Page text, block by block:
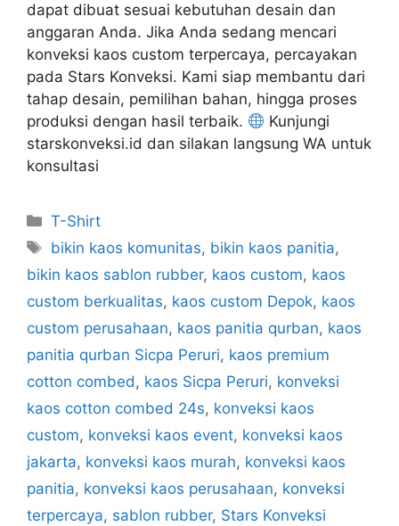
dapat dibuat sesuai kebutuhan desain dan
anggaran Anda. Jika Anda sedang mencari
konveksi kaos custom terpercaya, percayakan
pada Stars Konveksi. Kami siap membantu dari
tahap desain, pemilihan bahan, hingga proses
produksi dengan hasil terbaik.
Kunjungi
starskonveksi.id dan silakan langsung WA untuk
konsultasi
T-Shirt
bikin kaos komunitas, bikin kaos panitia,
bikin kaos sablon rubber, kaos custom, kaos
custom berkualitas, kaos custom Depok, kaos
custom perusahaan, kaos panitia qurban, kaos
panitia qurban Sicpa Peruri, kaos premium
cotton combed, kaos Sicpa Peruri, konveksi
kaos cotton combed 24s, konveksi kaos
custom, konveksi kaos event, konveksi kaos
jakarta, konveksi kaos murah, konveksi kaos
panitia, konveksi kaos perusahaan, konveksi
terpercaya, sablon rubber, Stars Konveksi